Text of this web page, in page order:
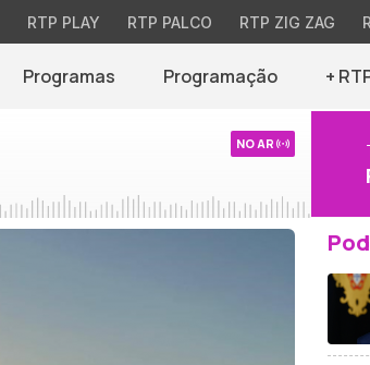
RTP PLAY RTP PALCO RTP ZIG ZAG
Programas Programação +
NO AR